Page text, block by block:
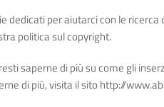
dedicati per aiutarci con le
politica sul copyright.
saperne di più su come gli
di più, visita il sito http://